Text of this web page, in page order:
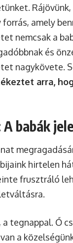
amely
nemcsak a
és
nagykövete.
arra,
babák
hirtelen
frusztráló
tegnappal. Ő
a